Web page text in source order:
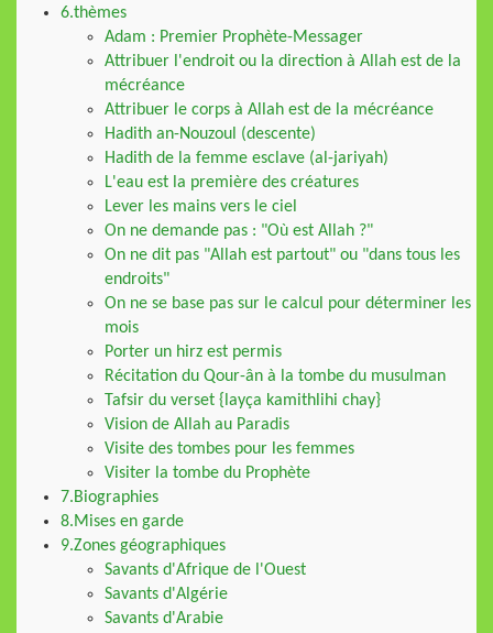
6.thèmes
Adam : Premier Prophète-Messager
Attribuer l'endroit ou la direction à Allah est de la
mécréance
Attribuer le corps à Allah est de la mécréance
Hadith an-Nouzoul (descente)
Hadith de la femme esclave (al-jariyah)
L'eau est la première des créatures
Lever les mains vers le ciel
On ne demande pas : "Où est Allah ?"
On ne dit pas "Allah est partout" ou "dans tous les
endroits"
On ne se base pas sur le calcul pour déterminer les
mois
Porter un hirz est permis
Récitation du Qour-ân à la tombe du musulman
Tafsir du verset {layça kamithlihi chay}
Vision de Allah au Paradis
Visite des tombes pour les femmes
Visiter la tombe du Prophète
7.Biographies
8.Mises en garde
9.Zones géographiques
Savants d'Afrique de l'Ouest
Savants d'Algérie
Savants d'Arabie